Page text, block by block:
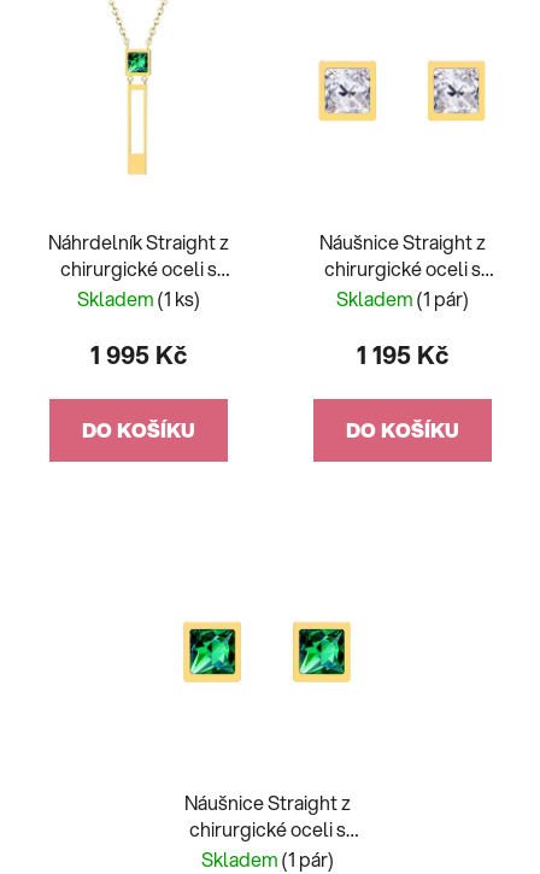
Náhrdelník Straight z
chirurgické oceli s
českým křišťálem
Skladem(1 ks)
1 995 Kč
DO KOŠÍKU
Náušnice Straight z
chirurgické oceli s
českým křišťálem
Skladem(1 pár)
1 195 Kč
DO KOŠÍKU
Náušnice Straight z
chirurgické oceli s
českým křišťálem
Skladem(1 pár)